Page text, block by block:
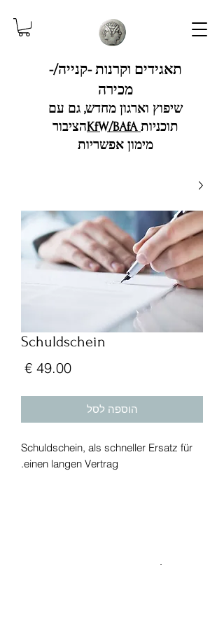
תאגידים וקרנות -קנייה/-
מכירה
שיפוץ וארגון מחדש, גם עם
הציבורKfW/BAfAתוכניות
מימון אפשריות
Schuldschein
הוספה לסל
Schuldschein, als schneller Ersatz für
einen langen Vertrag.
טל':